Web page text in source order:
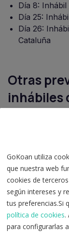
Día 8:
Día 25:
Día 26:
Cataluña
Otras
inhábiles
Comunidad
En las islas de
La Gomera, La
fiestas
El Hierro: el
Señora de
Nuestra
GoKoan utiliza
que nuestra web
cookies de
según intereses y
tus preferencias.Si
política de cookies.
para configurarlas